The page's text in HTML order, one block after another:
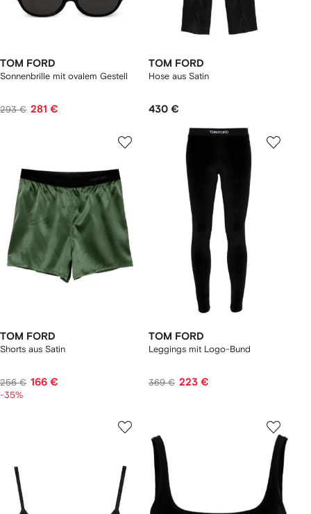
TOM FORD
Sonnenbrille mit ovalem Gestell
293 € 281 €
TOM FORD
Hose aus Satin
430 €
TOM FORD
Shorts aus Satin
256 € 166 €
-35%
TOM FORD
Leggings mit Logo-Bund
369 € 223 €